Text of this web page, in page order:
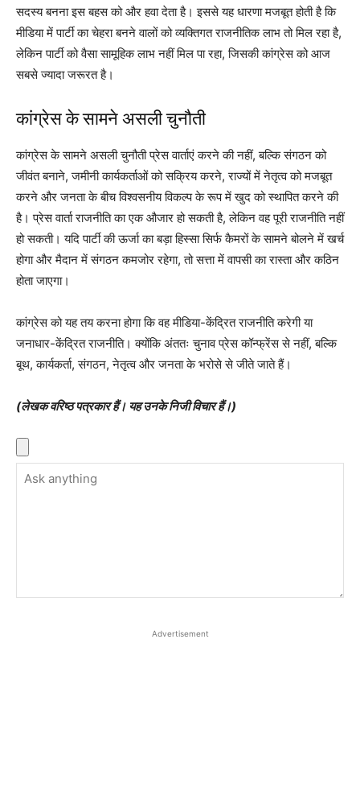
सदस्य बनना इस बहस को और हवा देता है। इससे यह धारणा मजबूत होती है कि
मीडिया में पार्टी का चेहरा बनने वालों को व्यक्तिगत राजनीतिक लाभ तो मिल रहा है,
लेकिन पार्टी को वैसा सामूहिक लाभ नहीं मिल पा रहा, जिसकी कांग्रेस को आज
सबसे ज्यादा जरूरत है।
कांग्रेस के सामने असली चुनौती
कांग्रेस के सामने असली चुनौती प्रेस वार्ताएं करने की नहीं, बल्कि संगठन को
जीवंत बनाने, जमीनी कार्यकर्ताओं को सक्रिय करने, राज्यों में नेतृत्व को मजबूत
करने और जनता के बीच विश्वसनीय विकल्प के रूप में खुद को स्थापित करने की
है। प्रेस वार्ता राजनीति का एक औजार हो सकती है, लेकिन वह पूरी राजनीति नहीं
हो सकती। यदि पार्टी की ऊर्जा का बड़ा हिस्सा सिर्फ कैमरों के सामने बोलने में खर्च
होगा और मैदान में संगठन कमजोर रहेगा, तो सत्ता में वापसी का रास्ता और कठिन
होता जाएगा।
कांग्रेस को यह तय करना होगा कि वह मीडिया-केंद्रित राजनीति करेगी या
जनाधार-केंद्रित राजनीति। क्योंकि अंततः चुनाव प्रेस कॉन्फ्रेंस से नहीं, बल्कि
बूथ, कार्यकर्ता, संगठन, नेतृत्व और जनता के भरोसे से जीते जाते हैं।
(लेखक वरिष्ठ पत्रकार हैं। यह उनके निजी विचार हैं।)
Advertisement